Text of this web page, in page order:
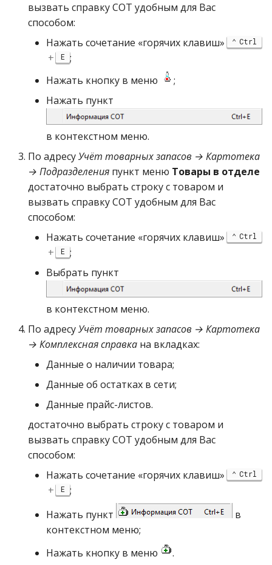
вызвать справку СОТ удобным для Вас
способом:
Нажать сочетание «горячих клавиш»
Ctrl
+ E ;
Нажать кнопку в меню
;
Нажать пункт
в контекстном меню.
По адресуУчёт товарных запасов → Картотека
→ Подразделения пункт меню Товары в отделе
достаточно выбрать строку с товаром и
вызвать справку СОТ удобным для Вас
способом:
Нажать сочетание «горячих клавиш»
Ctrl
+ E ;
Выбрать пункт
в контекстном меню.
По адресуУчёт товарных запасов → Картотека
→ Комплексная справка на вкладках:
Данные о наличии товара;
Данные об остатках в сети;
Данные прайс-листов.
достаточно выбрать строку с товаром и
вызвать справку СОТ удобным для Вас
способом:
Нажать сочетание «горячих клавиш»
Ctrl
+ E ;
Нажать пункт
в
контекстном меню;
Нажать кнопку в меню
.